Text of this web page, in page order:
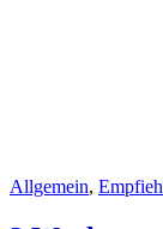
Allgemein,